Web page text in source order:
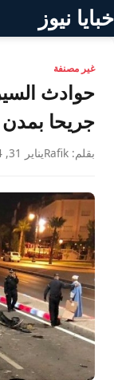
خبايا نيوز
غير مصنفة
جريحا
بقلم: Rafik يناير 31, 2024